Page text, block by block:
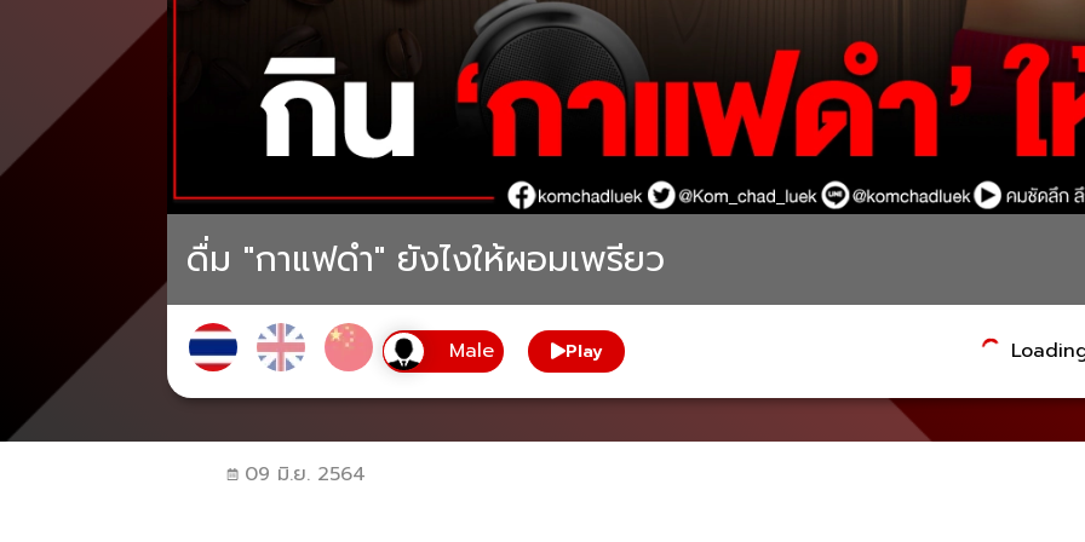
ดื่ม "กาแฟดำ" ยังไงให้ผอมเพรียว
Play
09 มิ.ย. 2564